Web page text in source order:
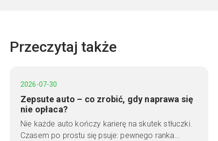
Przeczytaj także
2026-07-30
Zepsute auto – co zrobić, gdy naprawa się
nie opłaca?
Nie każde auto kończy karierę na skutek stłuczki.
Czasem po prostu się psuje: pewnego ranka…